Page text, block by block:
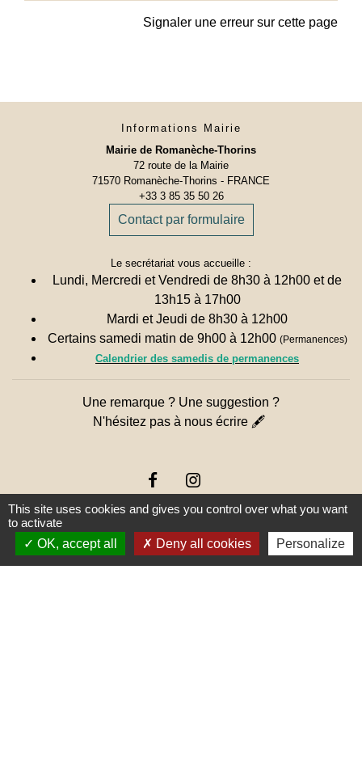
Signaler une erreur sur cette page
Informations Mairie
Mairie de Romanèche-Thorins
72 route de la Mairie
71570 Romanèche-Thorins - FRANCE
+33 3 85 35 50 26
Contact par formulaire
Le secrétariat vous accueille :
Lundi, Mercredi et Vendredi de 8h30 à 12h00 et de
13h15 à 17h00
Mardi et Jeudi de 8h30 à 12h00
Certains samedi matin de 9h00 à 12h00 (Permanences)
Calendrier des samedis de permanences
Une remarque ? Une suggestion ?
N'hésitez pas à nous écrire 🖋
This site uses cookies and gives you control over what you want
to activate
OK, accept all
Deny all cookies Personalize